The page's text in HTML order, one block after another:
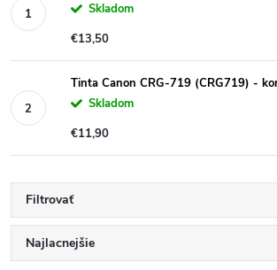
Skladom
€13,50
Tinta Canon CRG-719 (CRG719) -
Skladom
€11,90
Filtrovať
R
Najlacnejšie